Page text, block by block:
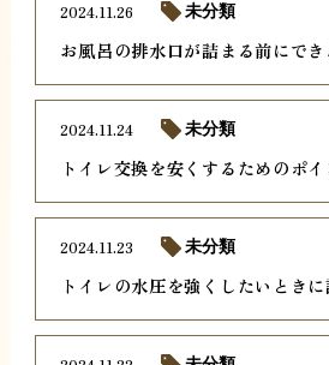
お風呂の排水口が詰まる前にでき
2024.11.26 未分類
トイレ交換を安くするためのポ
2024.11.24 未分類
トイレの水圧を強くしたいとき
2024.11.23 未分類